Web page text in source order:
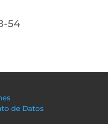
54
de Datos